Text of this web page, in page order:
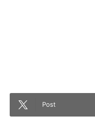
Post